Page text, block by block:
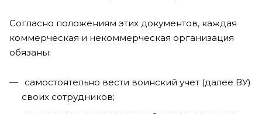
Согласно положениям этих документов, каждая
коммерческая и некоммерческая организация
обязаны:
самостоятельно вести воинский учет (далее ВУ)
своих сотрудников;